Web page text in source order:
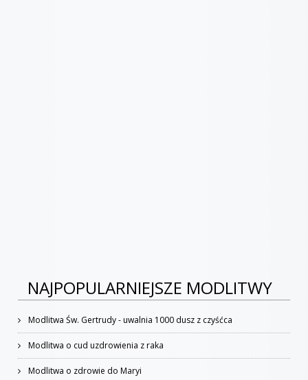
NAJPOPULARNIEJSZE MODLITWY
Modlitwa Św. Gertrudy - uwalnia 1000 dusz z czyśćca
Modlitwa o cud uzdrowienia z raka
Modlitwa o zdrowie do Maryi